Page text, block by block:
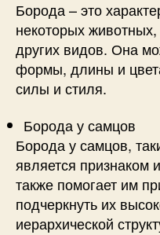
Борода – это
некоторых животных,
других видов. Она
формы, длины и
силы и стиля.
Борода у самцов
Борода у самцов,
является признаком
также помогает им
подчеркнуть их
иерархической